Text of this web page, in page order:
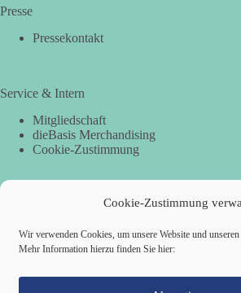
Cookie-Zustimmung
Wir verwenden Cookies, um unsere Website und
Mehr Information hierzu finden Sie hier:
Presse
Pressekontakt
Service & Intern
Mitgliedschaft
dieBasis Merchandising
Cookie-Zustimmung
Per Banküberweisung:
IBAN: DE87 2019 0003 0002 2499 01